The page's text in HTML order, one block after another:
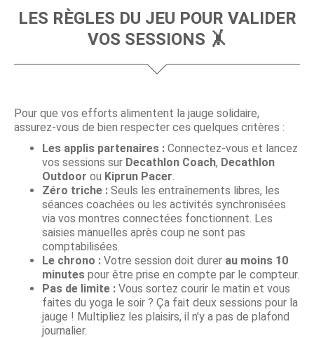
LES RÈGLES DU JEU POUR VALIDER
VOS SESSIONS 🤸
Pour que vos efforts alimentent la jauge solidaire,
assurez-vous de bien respecter ces quelques critères :
Les applis partenaires : Connectez-vous et lancez
vos sessions sur Decathlon Coach, Decathlon
Outdoor ou Kiprun Pacer.
Zéro triche : Seuls les entraînements libres, les
séances coachées ou les activités synchronisées
via vos montres connectées fonctionnent. Les
saisies manuelles après coup ne sont pas
comptabilisées.
Le chrono : Votre session doit durer au moins 10
minutes pour être prise en compte par le compteur.
Pas de limite : Vous sortez courir le matin et vous
faites du yoga le soir ? Ça fait deux sessions pour la
jauge ! Multipliez les plaisirs, il n'y a pas de plafond
journalier.